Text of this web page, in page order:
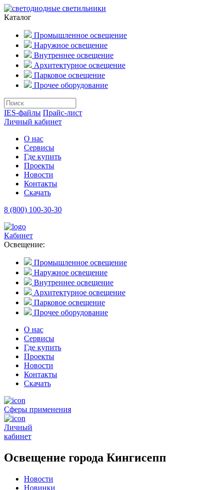
Каталог
Промышленное освещение
Наружное освещение
Внутреннее освещение
Архитектурное освещение
Парковое освещение
Прочее оборудование
IES-файлы Прайс-лист
Личный кабинет
О нас
Сервисы
Где купить
Проекты
Новости
Контакты
Скачать
8 (800) 100-30-30
Кабинет
Освещение:
Промышленное освещение
Наружное освещение
Внутреннее освещение
Архитектурное освещение
Парковое освещение
Прочее оборудование
О нас
Сервисы
Где купить
Проекты
Новости
Контакты
Скачать
Сферы применения
Личный
кабинет
Освещение города Кингисепп
Новости
Новинки